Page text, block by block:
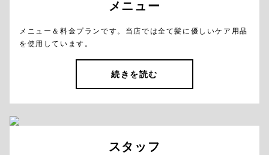
メニュー
メニュー＆料金プランです。当店では全て髪に優しいケア用品
を使用しています。
続きを読む
スタッフ